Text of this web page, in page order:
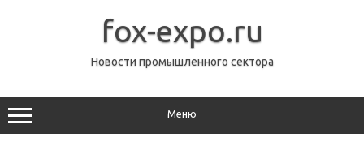
fox-expo.ru
Новости промышленного сектора
Меню